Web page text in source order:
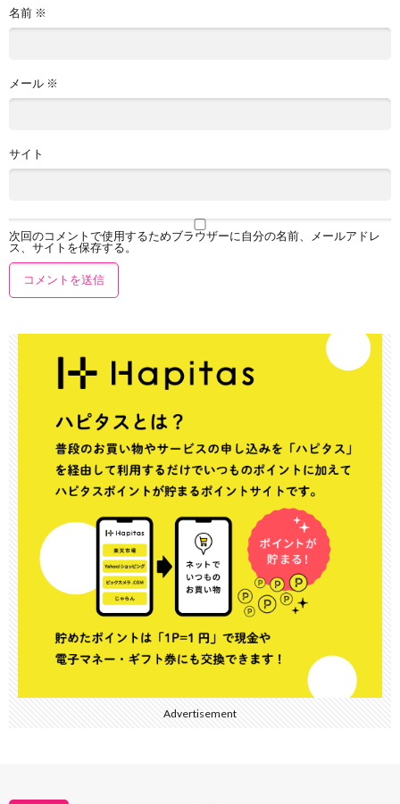
名前 ※
メール ※
サイト
次回のコメントで使用するためブラウザーに自分の名前、メールアドレ
ス、サイトを保存する。
Advertisement